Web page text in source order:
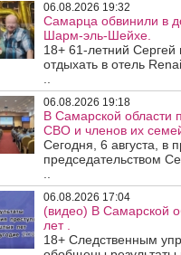
06.08.2026 19:32
Самарца обвинили в
Шарм-эль-Шейхе.
18+ 61-летний
отдыхать в отель
06.08.2026 19:18
В Самарской области
СВО и членов их
Сегодня, 6 августа, в
председательством
06.08.2026 17:04
(видео) В Самарской
лет .
18+ Следственным